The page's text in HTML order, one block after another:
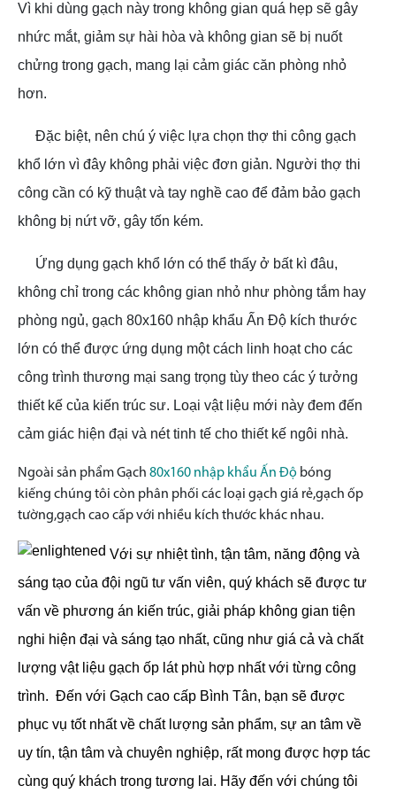
Vì khi dùng gạch này trong không gian quá hẹp sẽ gây
nhức mắt, giảm sự hài hòa và không gian sẽ bị nuốt
chửng trong gạch, mang lại cảm giác căn phòng nhỏ
hơn.
Đặc biệt, nên chú ý việc lựa chọn thợ thi công gạch
khổ lớn vì đây không phải việc đơn giản. Người thợ thi
công cần có kỹ thuật và tay nghề cao để đảm bảo gạch
không bị nứt vỡ, gây tốn kém.
Ứng dụng gạch khổ lớn có thể thấy ở bất kì đâu,
không chỉ trong các không gian nhỏ như phòng tắm hay
phòng ngủ, gạch 80x160 nhập khẩu Ấn Độ kích thước
lớn có thể được ứng dụng một cách linh hoạt cho các
công trình thương mại sang trọng tùy theo các ý tưởng
thiết kế của kiến trúc sư. Loại vật liệu mới này đem đến
cảm giác hiện đại và nét tinh tế cho thiết kế ngôi nhà.
Ngoài sản phẩm Gạch 80x160 nhập khẩu Ấn Độ bóng
kiếng chúng tôi còn phân phối các loại gạch giá rẻ,gạch ốp
tường,gạch cao cấp với nhiều kích thước khác nhau.
Với sự nhiệt tình, tận tâm, năng động và
sáng tạo của đội ngũ tư vấn viên, quý khách sẽ được tư
vấn về phương án kiến trúc, giải pháp không gian tiện
nghi hiện đại và sáng tạo nhất, cũng như giá cả và chất
lượng vật liệu gạch ốp lát phù hợp nhất với từng công
trình. Đến với Gạch cao cấp Bình Tân, bạn sẽ được
phục vụ tốt nhất về chất lượng sản phẩm, sự an tâm về
uy tín, tận tâm và chuyên nghiệp, rất mong được hợp tác
cùng quý khách trong tương lai. Hãy đến với chúng tôi